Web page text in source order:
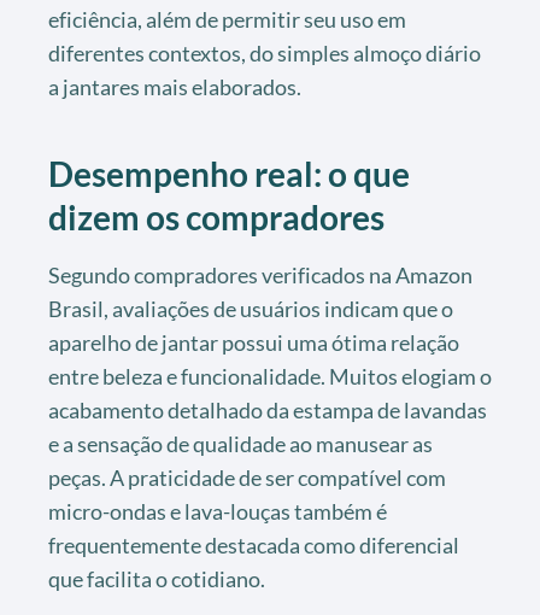
eficiência, além de permitir seu uso em
diferentes contextos, do simples almoço diário
a jantares mais elaborados.
Desempenho real: o que
dizem os compradores
Segundo compradores verificados na Amazon
Brasil, avaliações de usuários indicam que o
aparelho de jantar possui uma ótima relação
entre beleza e funcionalidade. Muitos elogiam o
acabamento detalhado da estampa de lavandas
e a sensação de qualidade ao manusear as
peças. A praticidade de ser compatível com
micro-ondas e lava-louças também é
frequentemente destacada como diferencial
que facilita o cotidiano.